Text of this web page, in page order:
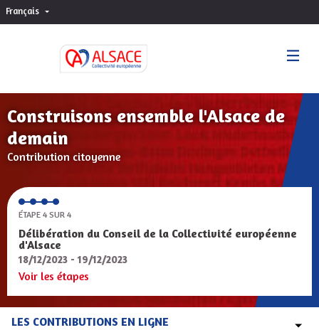
Français Choisir la langue
Construisons ensemble l'Alsace de
demain
Contribution citoyenne
ÉTAPE 4 SUR 4
Délibération du Conseil de la Collectivité européenne
d'Alsace
18/12/2023 - 19/12/2023
Voir les étapes
LES CONTRIBUTIONS EN LIGNE